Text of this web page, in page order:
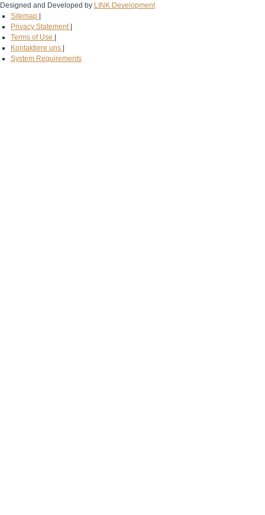
Designed and Developed by LINK Development
Sitemap
Privacy Statement
Terms of Use
Kontaktiere uns
System Requirements